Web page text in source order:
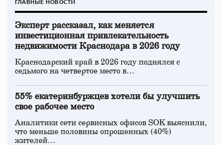
ГЛАВНЫЕ НОВОСТИ
Эксперт рассказал, как меняется
инвестиционная привлекательность
недвижимости Краснодара в 2026 году
Краснодарский край в 2026 году поднялся с
седьмого на четвертое место в…
55% екатеринбуржцев хотели бы улучшить
свое рабочее место
Аналитики сети сервисных офисов SOK выяснили,
что меньше половины опрошенных (40%)
жителей…